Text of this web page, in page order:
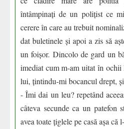
întâmpinați de un polițist ce
cerere în care au trebuit
dat buletinele și apoi a zis să
un foișor. Dincolo de gard un
imediat cum m-am uitat în
lui, țintindu-mi bocancul drept,
- Îmi dai un leu? repetând
câteva secunde ca un patefon
avea toate țiglele pe casă așa